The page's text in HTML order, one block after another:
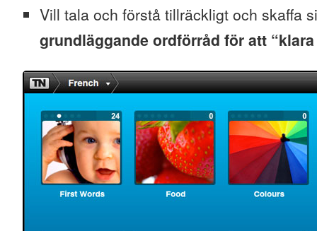
Vill tala och förstå tillräckligt och skaffa
grundläggande ordförråd för att